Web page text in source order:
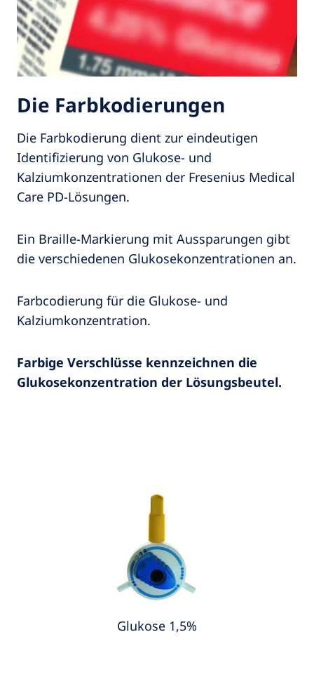
Die Farbkodierungen
Die Farbkodierung dient zur eindeutigen
Identifizierung von Glukose- und
Kalziumkonzentrationen der Fresenius Medical
Care PD-Lösungen.
Ein Braille-Markierung mit Aussparungen gibt
die verschiedenen Glukosekonzentrationen an.
Farbcodierung für die Glukose- und
Kalziumkonzentration.
Farbige Verschlüsse kennzeichnen die
Glukosekonzentration der Lösungsbeutel.
Glukose 1,5%